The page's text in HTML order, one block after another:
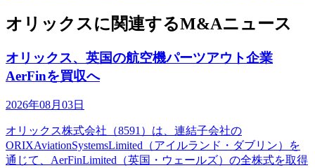
オリックスに関連するM&Aニュース
オリックス、英国の航空機パーツアウト企業
AerFinを買収へ
2026年08月03日
オリックス株式会社（8591）は、連結子会社の
ORIXAviationSystemsLimited（アイルランド・ダブリン）を
通じて、AerFinLimited（英国・ウェールズ）の全株式を取得